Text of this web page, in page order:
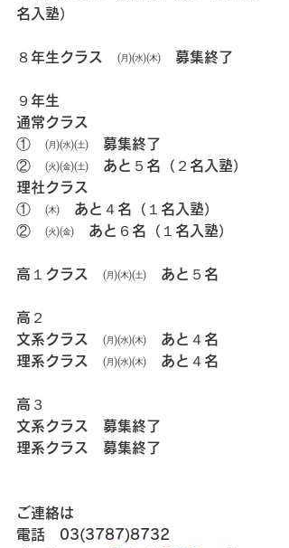
名入塾）
８年生クラス　㈪㈬㈭　募集終了
９年生
通常クラス
①　㈪㈬㈯　募集終了
②　㈫㈮㈯　あと５名（２名入塾）
理社クラス
①　㈭　あと４名（１名入塾）
②　㈫㈮　あと６名（１名入塾）
高１クラス　㈪㈭㈯　あと５名
高２
文系クラス　㈪㈬㈭　あと４名
理系クラス　㈪㈬㈭　あと４名
高３
文系クラス　募集終了
理系クラス　募集終了
ご連絡は
電話　03(3787)8732